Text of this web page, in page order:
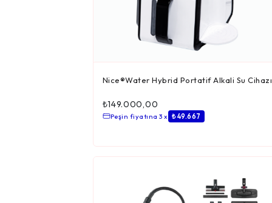
Nice®Water Hybrid Portatif Alkali Su Cihazı
₺149.000,00
Peşin fiyatına 3 x ₺ 49.667